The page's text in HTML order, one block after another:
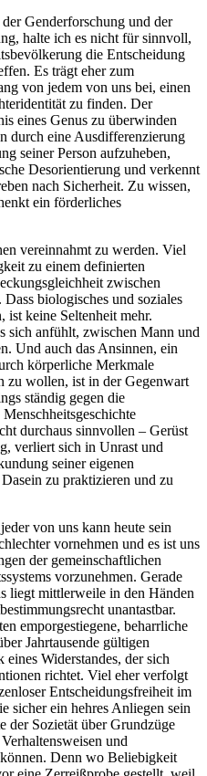
Genderforschung und der
halte ich es nicht für sinnvoll,
die Entscheidung
Es trägt eher zum
von jedem von uns bei, einen
zu finden. Der
eines Genus zu überwinden
durch eine Ausdifferenzierung
seiner Person aufzuheben,
Desorientierung und verkennt
nach Sicherheit. Zu wissen,
ein förderliches
vereinnahmt zu werden. Viel
zu einem definierten
zwischen
biologisches und soziales
ist keine Seltenheit mehr.
sich anfühlt, zwischen Mann und
Und auch das Ansinnen, ein
körperliche Merkmale
zu wollen, ist in der Gegenwart
ständig gegen die
durchaus sinnvollen – Gerüst
verliert sich in Unrast und
seiner eigenen
zu praktizieren und zu
von uns kann heute sein
vornehmen und es ist uns
der gemeinschaftlichen
vorzunehmen. Gerade
liegt mittlerweile in den Händen
unantastbar.
emporgestiegene, beharrliche
Jahrtausende gültigen
Widerstandes, der sich
richtet. Viel eher verfolgt
Entscheidungsfreiheit im
sicher ein hehres Anliegen sein
der Sozietät über Grundzüge
und
Denn wo Beliebigkeit